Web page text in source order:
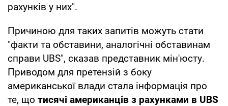
рахунків у них".
Причиною для таких запитів можуть стати
"факти та обставини, аналогічні обставинам
справи UBS", сказав представник мін'юсту.
Приводом для претензій з боку
американської влади стала інформація про
те, що тисячі американців з рахунками в UBS